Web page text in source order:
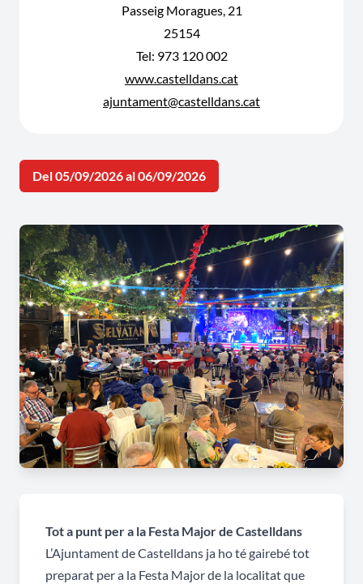
Passeig Moragues, 21
25154
Tel: 973 120 002
www.castelldans.cat
ajuntament@castelldans.cat
Del 05/09/2026 al 06/09/2026
Tot a punt per a la Festa Major de Castelldans
L’Ajuntament de Castelldans ja ho té gairebé tot
preparat per a la Festa Major de la localitat que